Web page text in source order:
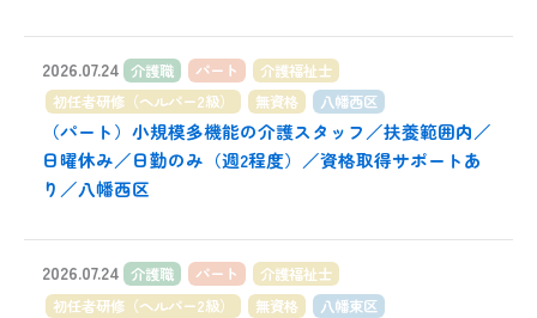
2026.07.24 介護職 パート
介護福祉士
初任者研修（ヘルパー2級）
無資格 八幡西区
（パート）小規模多機能の介護スタッフ／扶養範囲内／
日曜休み／日勤のみ（週2程度）／資格取得サポートあ
り／八幡西区
2026.07.24 介護職 パート
介護福祉士
初任者研修（ヘルパー2級）
無資格 八幡東区